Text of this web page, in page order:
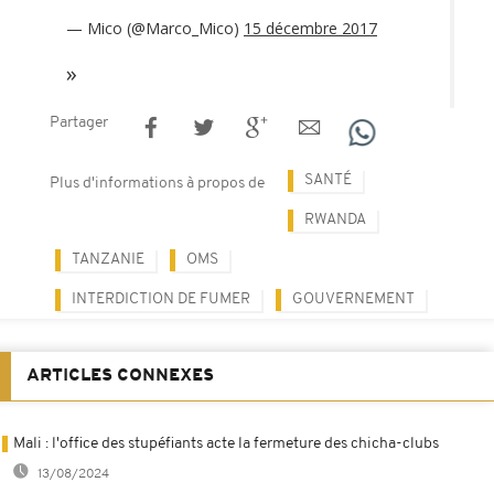
— Mico (@Marco_Mico) 15 décembre 2017
Partager
Plus d'informations à propos de SANTÉ
RWANDA
TANZANIE OMS
INTERDICTION DE FUMER GOUVERNEMENT
ARTICLES CONNEXES
Mali : l'office des stupéfiants acte la fermeture des chicha-clubs
13/08/2024